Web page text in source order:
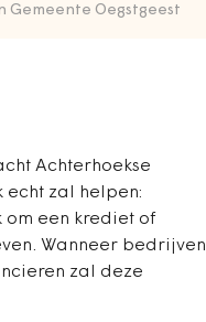
Gemeente Oegstgeest
Achterhoekse
echt zal helpen:
om een krediet of
Wanneer bedrijven
zal deze